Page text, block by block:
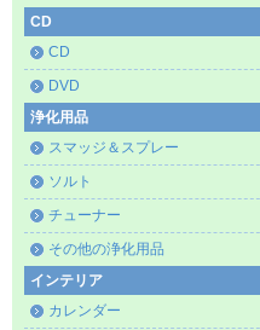
CD
CD
DVD
浄化用品
スマッジ＆スプレー
ソルト
チューナー
その他の浄化用品
インテリア
カレンダー